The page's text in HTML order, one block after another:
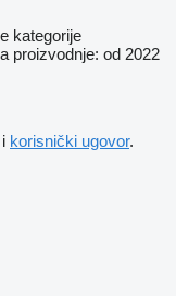
kategorije
proizvodnje: od 2022
i korisnički ugovor.